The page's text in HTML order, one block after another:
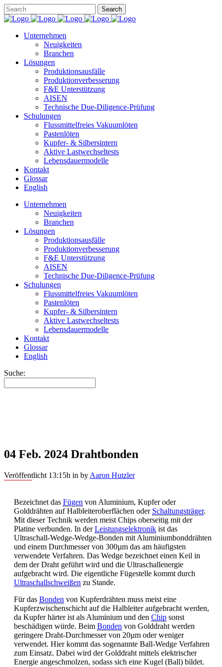
Unternehmen
Neuigkeiten
Branchen
Lösungen
Produktionsausfälle
Produktionverbesserung
F&E Unterstützung
AISEN
Technische Due-Diligence-Prüfung
Schulungen
Flussmittelfreies Vakuumlöten
Pastenlöten
Kupfer- & Silbersintern
Aktive Lastwechseltests
Lebensdauermodelle
Kontakt
Glossar
English
Unternehmen
Neuigkeiten
Branchen
Lösungen
Produktionsausfälle
Produktionverbesserung
F&E Unterstützung
AISEN
Technische Due-Diligence-Prüfung
Schulungen
Flussmittelfreies Vakuumlöten
Pastenlöten
Kupfer- & Silbersintern
Aktive Lastwechseltests
Lebensdauermodelle
Kontakt
Glossar
English
Suche:
04 Feb. 2024 Drahtbonden
Veröffentlicht 13:15h in by Aaron Hutzler
Bezeichnet das Fügen von Aluminium, Kupfer oder
Golddrähten auf Halbleiteroberflächen oder Schaltungsträger.
Mit dieser Technik werden meist Chips oberseitig mit der
Platine verbunden. In derLeistungselektronik ist das
Ultraschall-Wedge-Wedge-Bonden mit Aluminiumbonddrähten
und einem Durchmesser von 300µm das am häufigsten
verwendete Verfahren. Das Wedge bezeichnet einen Keil in
dem der Draht geführt wird und die Ultraschallenergie
aufgebracht wird. Die eigentliche Fügestelle kommt durch
Ultraschallschweißen zu Stande.
Für das Bonden von Kupferdrähten muss meist eine
Kupferzwischenschicht auf die Halbleiter aufgebracht werden,
da Kupfer härter ist als Aluminium und den Chip sonst
beschädigen würde. Beim Bonden von Golddraht werden
geringere Draht-Durchmesser von 20µm oder weniger
verwendet. Hier kommt das sogenannte Ball-Wedge Verfahren
zum Einsatz. Dabei wird der Golddraht mittels elektrischer
Energie angeschmolzen, sodass sich eine Kugel (Ball) bildet.